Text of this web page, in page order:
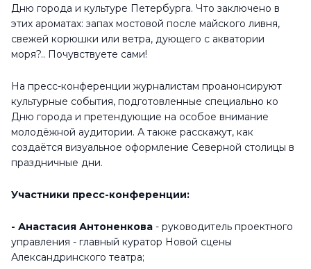
Дню города и культуре Петербурга. Что заключено в
этих ароматах: запах мостовой после майского ливня,
свежей корюшки или ветра, дующего с акватории
моря?.. Почувствуете сами!
На пресс-конференции журналистам проанонсируют
культурные события, подготовленные специально ко
Дню города и претендующие на особое внимание
молодёжной аудитории. А также расскажут, как
создаётся визуальное оформление Северной столицы в
праздничные дни.
Участники пресс-конференции:
- Анастасия Антоненкова - руководитель проектного
управления - главный куратор Новой сцены
Александринского театра;